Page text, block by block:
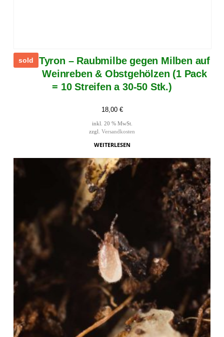
sold
Tyron – Raubmilbe gegen Milben auf
Weinreben & Obstgehölzen (1 Pack
= 10 Streifen a 30-50 Stk.)
18,00 €
inkl. 20 % MwSt.
zzgl. Versandkosten
WEITERLESEN